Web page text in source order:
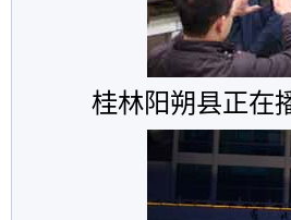
桂林阳朔县正在